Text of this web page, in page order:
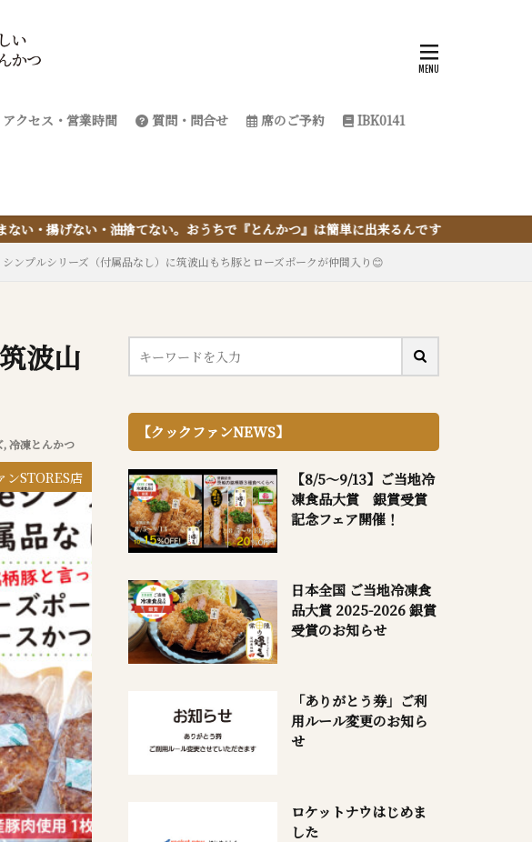
アクセス・営業時間 質問・問合せ 席のご予約
IBK0141
ない。おうちで『とんかつ』は簡単に出来るんです
シンプルシリーズ（付属品なし）に筑波山もち豚とローズポークが仲間入り😊
波山
,冷凍とんかつ
ンSTORES店
【クックファンNEWS】
【8/5～9/13】ご当地冷
凍食品大賞 銀賞受賞
記念フェア開催！
日本全国 ご当地冷凍食
品大賞 2025-2026 銀賞
受賞のお知らせ
「ありがとう券」ご利
用ルール変更のお知ら
せ
ロケットナウはじめま
した